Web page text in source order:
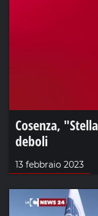
Cosenza,
deboli
13 febbraio 2023